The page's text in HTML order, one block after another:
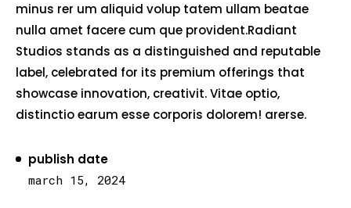
publish date
march 15, 2024
minus rer um aliquid volup tatem ullam beatae
nulla amet facere cum que provident.Radiant
Studios stands as a distinguished and reputable
label, celebrated for its premium offerings that
showcase innovation, creativit. Vitae optio,
distinctio earum esse corporis dolorem! arerse.